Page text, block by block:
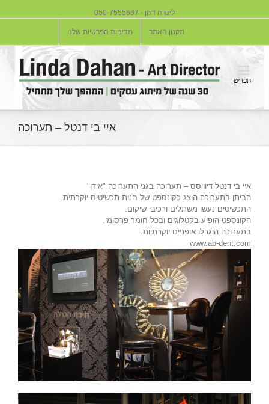
לינדה דהן - 050-7555667
תקנון האתר מדיניות הפרטיות שלנו
איי בי דנטל – תערוכה
איי בי דנטל דיוויסס – תערוכה בגני התערוכה "אידן"
הביתן בתערוכה הוצג כקונספט של חנות תכשיטים יוקרתית.
התכשיטים נעשו משתלים ורכיבי שיקום.
הקונספט הופיע בקטלוגים ובכל חומר פרסומי.
בתערוכה הוגרלו אופניים יוקרתיות.
www.ab-dent.com